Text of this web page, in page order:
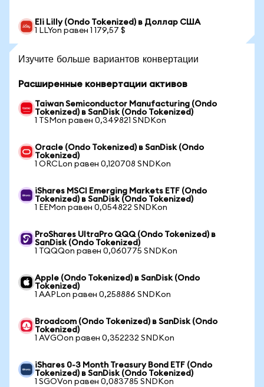
Eli Lilly (Ondo Tokenized) в Доллар США
1 LLYon равен 1 179,57 $
Изучите больше вариантов конвертации
Расширенные конвертации активов
Taiwan Semiconductor Manufacturing (Ondo
Tokenized) в SanDisk (Ondo Tokenized)
1 TSMon равен 0,349821 SNDKon
Oracle (Ondo Tokenized) в SanDisk (Ondo
Tokenized)
1 ORCLon равен 0,120708 SNDKon
iShares MSCI Emerging Markets ETF (Ondo
Tokenized) в SanDisk (Ondo Tokenized)
1 EEMon равен 0,054822 SNDKon
ProShares UltraPro QQQ (Ondo Tokenized) в
SanDisk (Ondo Tokenized)
1 TQQQon равен 0,060775 SNDKon
Apple (Ondo Tokenized) в SanDisk (Ondo
Tokenized)
1 AAPLon равен 0,258886 SNDKon
Broadcom (Ondo Tokenized) в SanDisk (Ondo
Tokenized)
1 AVGOon равен 0,352232 SNDKon
iShares 0-3 Month Treasury Bond ETF (Ondo
Tokenized) в SanDisk (Ondo Tokenized)
1 SGOVon равен 0,083785 SNDKon